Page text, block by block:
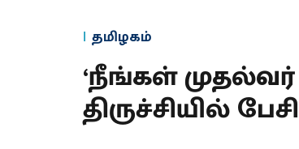
தமிழகம்
‘நீங்கள்
திருச்சியில்